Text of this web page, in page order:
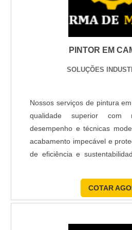
detergente neutro, correção
acrílica e lixamento antes
específico para substrato
madeira). Para fachadas
acrílica premium com
sol forte de Tupã.
Para áreas com
aplique tinta elastomérica
cobre trincas finas e mantém
seguido por acabamento
sintético de boa dureza —
secagem para nova demão
PINTOR EM
SOLUÇÕES
Nossos serviços de pintura
qualidade superior com
desempenho e técnicas
acabamento impecável e
de eficiência e
COTAR